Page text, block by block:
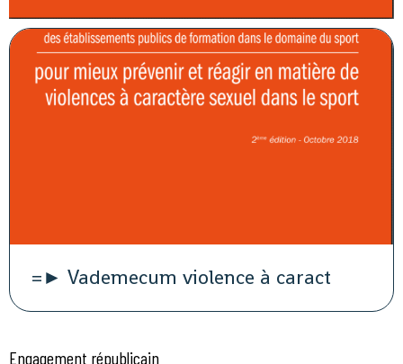
=► Vademecum violence à caract
Engagement républicain